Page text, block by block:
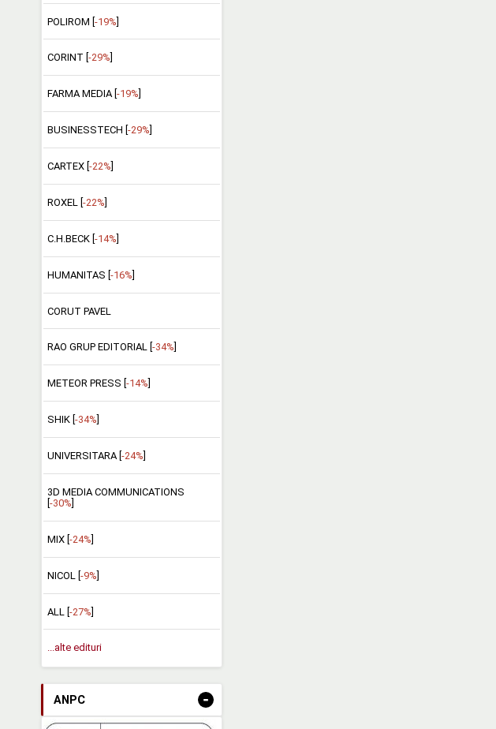
POLIROM [-19%]
CORINT [ -29%
FARMA MEDIA [ -19%
BUSINESSTECH [ -29%
CARTEX [ -22%
ROXEL [ -22%
C.H.BECK [ -14%
HUMANITAS [-16%]
CORUT PAVEL
RAO GRUP EDITORIAL [ -34%
METEOR PRESS [ -14%
SHIK [ -34%
UNIVERSITARA [ -24%
3D MEDIA COMMUNICATIONS
-30%
MIX [ -24%
NICOL [-9%]
ALL [-27%]
...alte edituri
ANPC -